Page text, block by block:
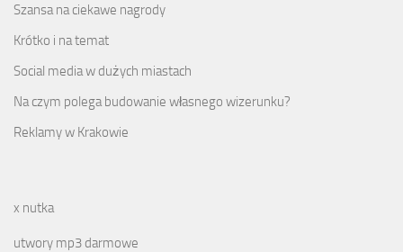
Szansa na ciekawe nagrody
Krótko i na temat
Social media w dużych miastach
Na czym polega budowanie własnego wizerunku?
Reklamy w Krakowie
x nutka
utwory mp3 darmowe